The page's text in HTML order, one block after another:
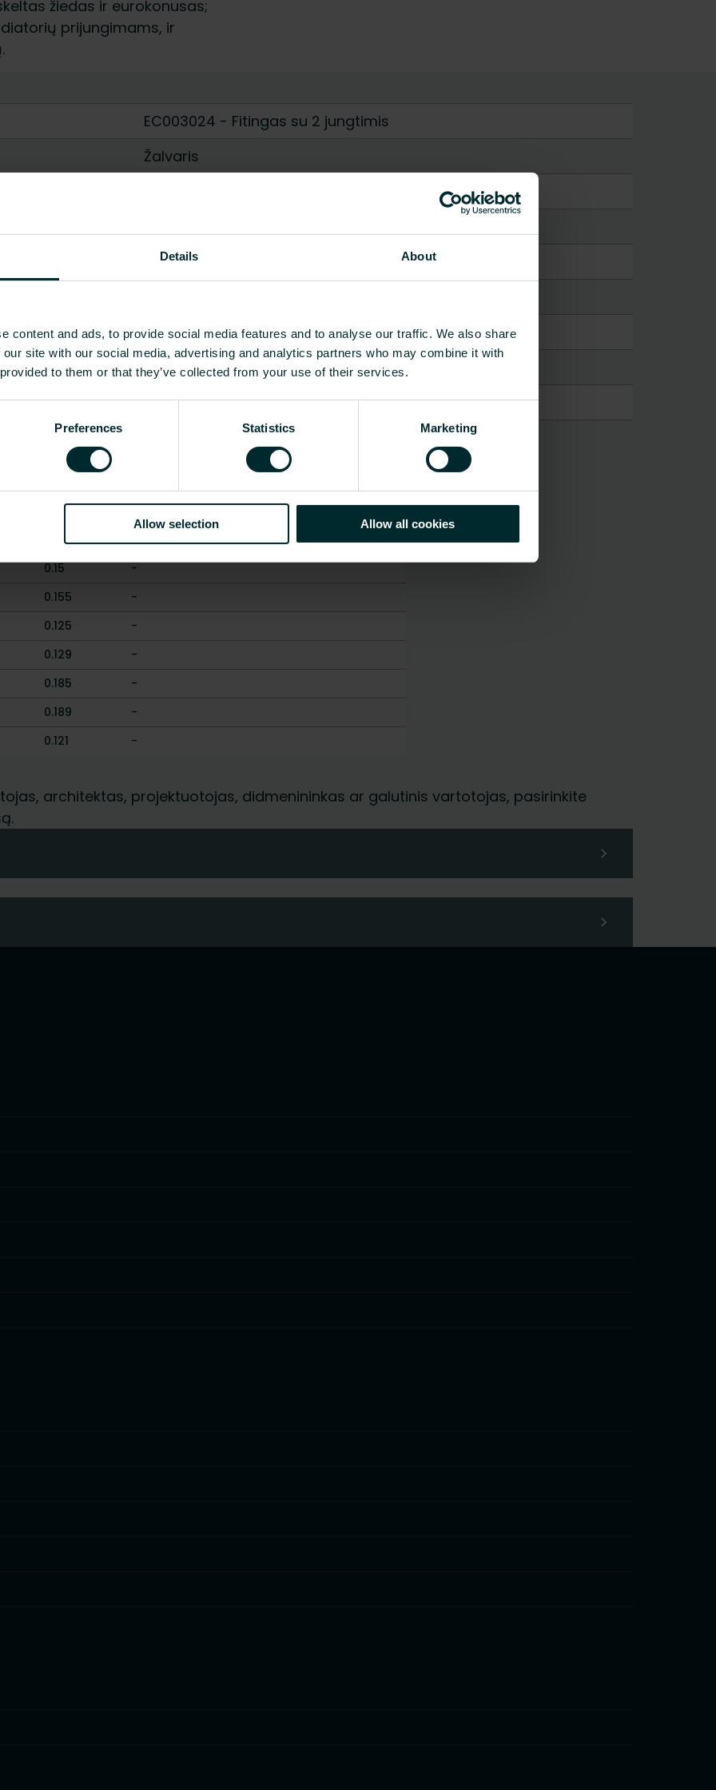
Details About
content and ads, to provide social media features and to analyse our traffic. We also share
site with our social media, advertising and analytics partners who may combine it with
to them or that they’ve collected from your use of their services.
Preferences Statistics Marketing
Allow selection Allow all cookies
žiedas ir eurokonusas;
prijungimams, ir
EC003024 - Fitingas su 2 jungtimis
Žalvaris
Marinuotas
CuZn39Pb2 (CW612N)
Nikelio danga
Kitas
alkūnė (jungtis)
Rodyti viską
Svoris [kg] CO2/Kg ekvivalentas per kg medžiagos
0.15
-
0.155
-
0.125
-
0.129
-
0.185
-
0.189
-
0.121 -
architektas, projektuotojas, didmenininkas ar galutinis vartotojas, pasirinkite